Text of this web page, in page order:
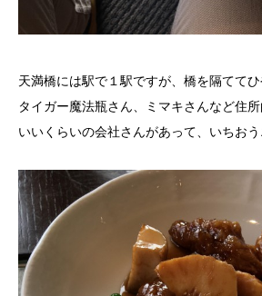
天満橋には駅で１駅ですが、橋を隔ててひ
タイガー魔法瓶さん、ミマキさんなど住
いいくらいの会社さんがあって、いちおう